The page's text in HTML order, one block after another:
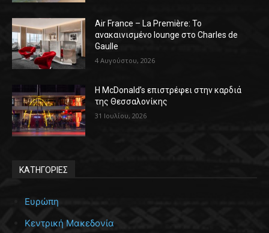
Air France – La Première: Το
ανακαινισμένο lounge στο Charles de
Gaulle
4 Αυγούστου, 2026
Η McDonald’s επιστρέφει στην καρδιά
της Θεσσαλονίκης
31 Ιουλίου, 2026
ΚΑΤΗΓΟΡΙΕΣ
Ευρώπη
Κεντρική Μακεδονία